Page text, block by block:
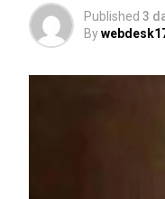
Published 3
By